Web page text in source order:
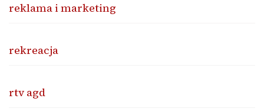
reklama i marketing
rekreacja
rtv agd